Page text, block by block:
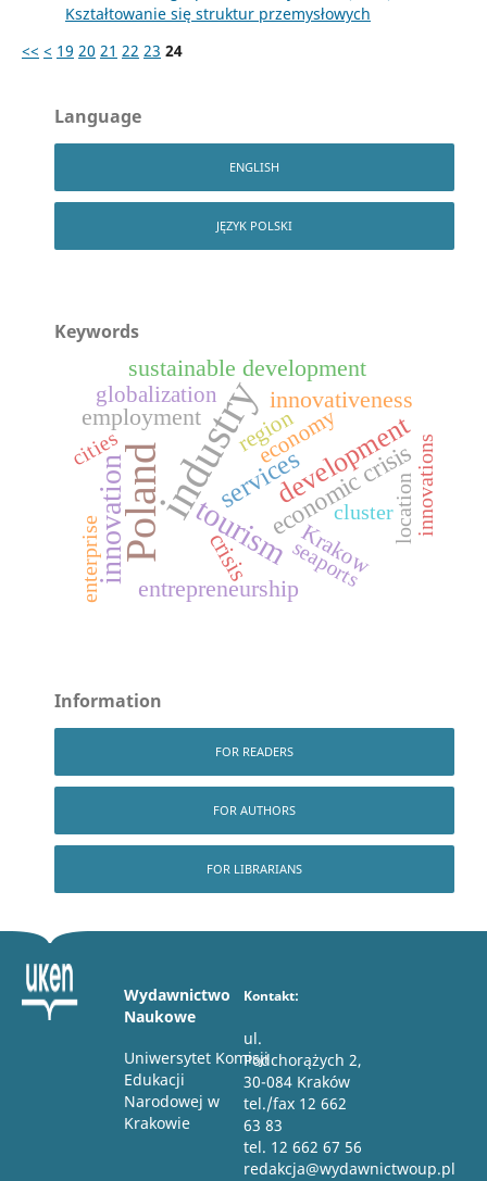
Kształtowanie się struktur przemysłowych
<< < 19 20 21 22 23 24
Language
ENGLISH
JĘZYK POLSKI
Keywords
industry
Poland tourism
innovation development
serviceseconomic crisis
employment
sustainable development
crisis
innovativeness
entrepreneurship
Krakow
economy
region
globalization
innovations
location
enterprise
cluster
seaports
cities
Information
FOR READERS
FOR AUTHORS
FOR LIBRARIANS
Wydawnictwo
Naukowe
Uniwersytet Komisji
Edukacji
Narodowej w
Krakowie
Kontakt:
ul.
Podchorążych 2,
30-084 Kraków
tel./fax 12 662
63 83
tel. 12 662 67 56
redakcja@wydawnictwoup.pl